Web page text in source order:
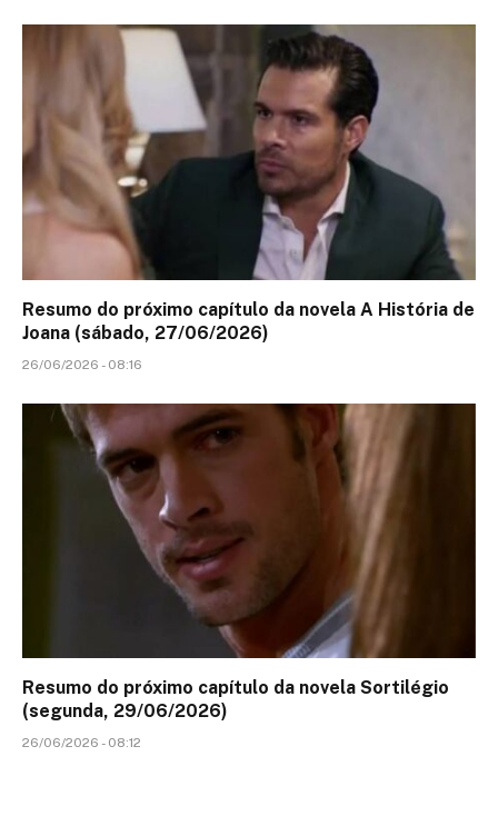
Resumo do próximo capítulo da novela A História de
Joana (sábado, 27/06/2026)
26/06/2026 - 08:16
Resumo do próximo capítulo da novela Sortilégio
(segunda, 29/06/2026)
26/06/2026 - 08:12